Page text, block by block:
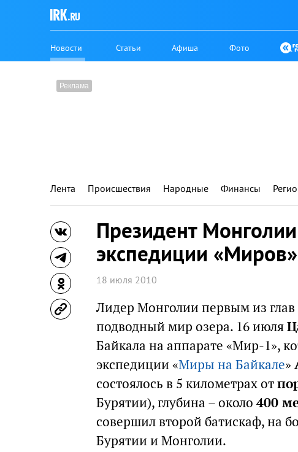
Новости Статьи Афиша Фото
Лента Происшествия Народные Финансы
Президент
экспедиции
18 июля 2010
Лидер Монголии первым из глав
подводный мир озера. 16 июля
Байкала на аппарате «Мир-1»,
экспедиции «Миры на Байкале»
состоялось в 5 километрах от
Бурятии), глубина – около 400
совершил второй батискаф, на
Бурятии и Монголии.